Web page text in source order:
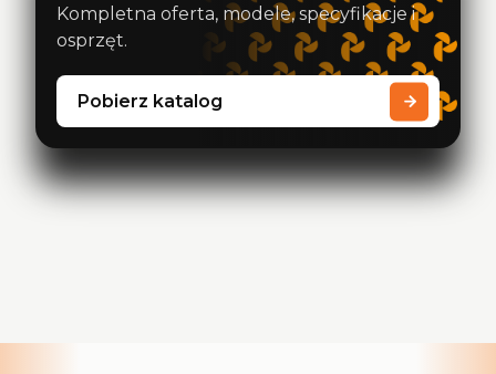
Kompletna oferta, modele, specyfikacje i
osprzęt.
Pobierz katalog